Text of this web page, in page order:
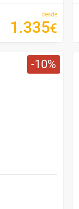
desde
1 .335€
10